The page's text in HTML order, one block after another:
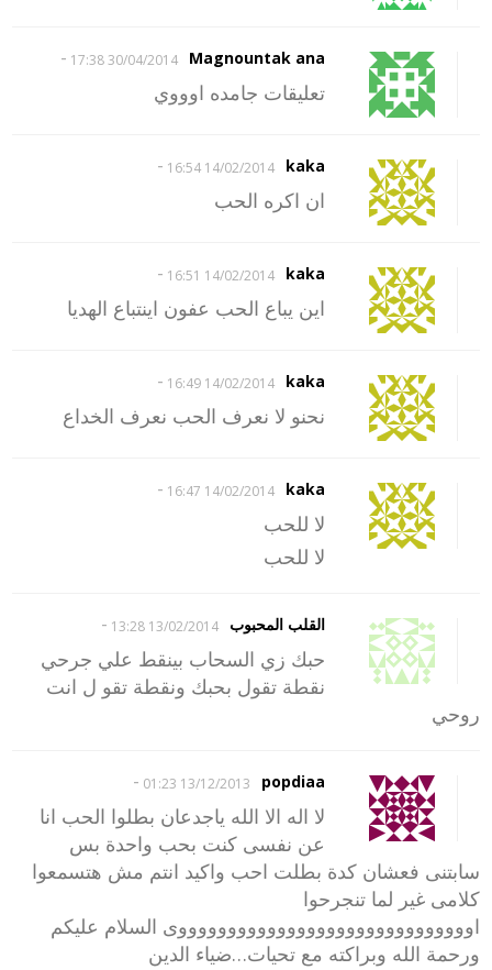
Magnountak ana
30/04/2014 17:38
-
تعليقات جامده اوووي
kaka
14/02/2014 16:54
-
ان اكره الحب
kaka
14/02/2014 16:51
-
اين يباع الحب عفون اينتباع الهديا
kaka
14/02/2014 16:49
-
نحنو لا نعرف الحب نعرف الخداع
kaka
14/02/2014 16:47
-
لا للحب
لا للحب
القلب المحبوب 13/02/2014 13:28
-
حبك زي السحاب بينقط علي جرحي
نقطة تقول بحبك ونقطة تقو ل انت
روحي
popdiaa
13/12/2013 01:23
-
لا اله الا الله ياجدعان بطلوا الحب انا
عن نفسى كنت بحب واحدة بس
سابتنى فعشان كدة بطلت احب واكيد انتم مش هتسمعوا
كلامى غير لما تنجرحوا
اووووووووووووووووووووووووووووووى السلام عليكم
ورحمة الله وبراكته مع تحيات…ضياء الدين